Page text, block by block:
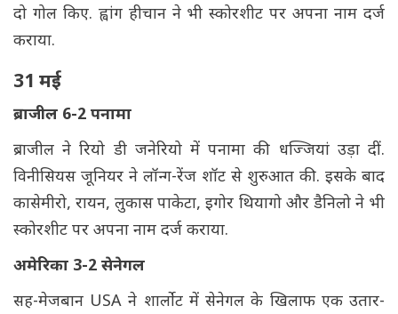
दो गोल किए. ह्वांग हीचान ने भी स्कोरशीट पर अपना नाम दर्ज
कराया.
31 मई
ब्राजील 6-2 पनामा
ब्राजील ने रियो डी जनेरियो में पनामा की धज्जियां उड़ा दीं.
विनीसियस जूनियर ने लॉन्ग-रेंज शॉट से शुरुआत की. इसके बाद
कासेमीरो, रायन, लुकास पाकेटा, इगोर थियागो और डैनिलो ने भी
स्कोरशीट पर अपना नाम दर्ज कराया.
अमेरिका 3-2 सेनेगल
सह-मेजबान USA ने शार्लोट में सेनेगल के खिलाफ एक उतार-